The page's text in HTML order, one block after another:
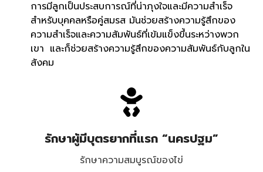
การมีลูกเป็นประสบการณ์ที่น่าภุงใจและมีความสำเร็จ
สำหรับบุคคลหรือคู่สมรส มันช่วยสร้างความรู้สึกของ
ความสำเร็จและความสัมพันธ์ที่เข้มแข็งขึ้นระหว่างพวก
เขา และก็ช่วยสร้างความรู้สึกของความสัมพันธ์กับลูกใน
สังคม
รักษาผู้มีบุตรยากที่แรก “นครปฐม”
รักษาความสมบูรณ์ของไข่